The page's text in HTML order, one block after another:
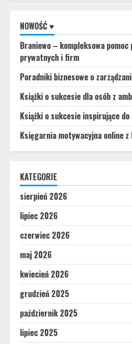
NOWOŚĆ ♥
Braniewo – kompleksowa pomoc
prywatnych i firm
Poradniki biznesowe o
Książki o sukcesie dla osób z
Książki o sukcesie inspirujące do
Księgarnia motywacyjna online
KATEGORIE
sierpień 2026
lipiec 2026
czerwiec 2026
maj 2026
kwiecień 2026
grudzień 2025
październik 2025
lipiec 2025